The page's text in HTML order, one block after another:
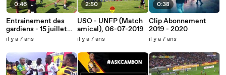
0:46
Entrainement des
gardiens - 15 juillet
2019
il y a 7 ans
2:50
USO - UNFP (Match
amical), 06-07-2019
il y a 7 ans
0:38
Clip Abonnement
2019 - 2020
il y a 7 ans